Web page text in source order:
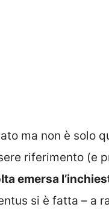
ma non è solo
riferimento (e
emersa
si è fatta – a